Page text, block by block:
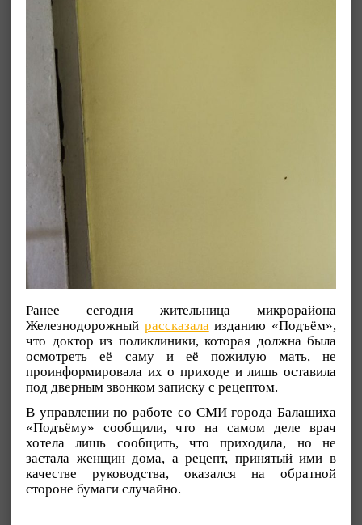
Ранее сегодня жительница микрорайона
Железнодорожный рассказала изданию «Подъём»,
что доктор из поликлиники, которая должна была
осмотреть её саму и её пожилую мать, не
проинформировала их о приходе и лишь оставила
под дверным звонком записку с рецептом.
В управлении по работе со СМИ города Балашиха
«Подъёму» сообщили, что на самом деле врач
хотела лишь сообщить, что приходила, но не
застала женщин дома, а рецепт, принятый ими в
качестве руководства, оказался на обратной
стороне бумаги случайно.